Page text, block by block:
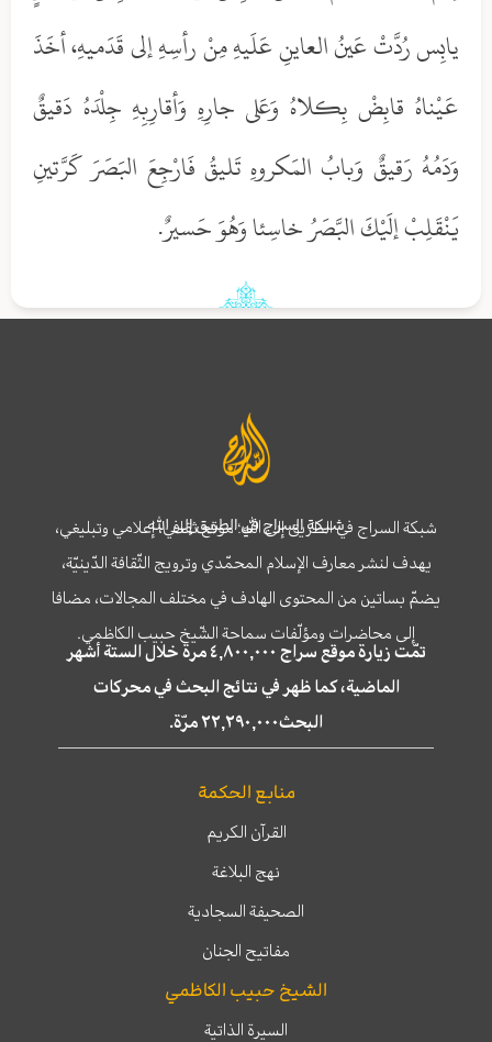
يابِس رُدَّتْ عَينُ العاينِ عَلَيهِ مِنْ رأسِهِ إلى قَدَميهِ، أخَذَ
عَيْناهُ قابِضْ بِكلاهُ وَعَلى جارِهِ وَأقارِبِهِ جِلْدَهُ دَقيقٌ
وَدَمُهُ رَقيقٌ وَبابُ المَكروهِ تَليقُ فَارْجِعَ البَصَرَ كَرَّتينِ
يَنْقَلِبْ إلَيْكَ البَّصَرُ خاسِئا وَهُوَ حَسيرٌ.
شبكة السراج في الطريق إلى الله
شبكة السراج في الطريق إلى الله؛ موقع ثقافي، إعلامي وتبليغي،
يهدف لنشر معارف الإسلام المحمّدي وترويج الثّقافة الدّينيّة،
يضمّ بساتين من المحتوى الهادف في مختلف المجالات، مضافا
إلى محاضرات ومؤلّفات سماحة الشّيخ حبيب الكاظمي.
تمّت زيارة موقع سراج ٤,٨٠٠,٠٠٠ مرة خلال الستة أشهر
الماضية، كما ظهر في نتائج البحث في محركات
البحث٢٢,٢٩٠,٠٠٠ مرّة.
منابع الحكمة
القرآن الكريم
نهج البلاغة
الصحيفة السجادية
مفاتيح الجنان
الشيخ حبيب الكاظمي
السيرة الذاتية